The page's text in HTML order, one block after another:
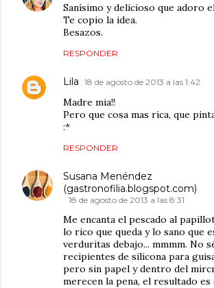
Sanísimo y delicioso que adoro
Te copio la idea.
Besazos.
RESPONDER
Lila 18 de agosto de 2013 a las 1:42
Madre mia!!
Pero que cosa mas rica, que
:*
RESPONDER
Susana Menéndez
(gastronofilia.blogspot.com)
18 de agosto de 2013 a las 8:31
Me encanta el pescado al
lo rico que queda y lo sano que
verduritas debajo... mmmm. No
recipientes de silicona para
pero sin papel y dentro del
merecen la pena, el resultado es